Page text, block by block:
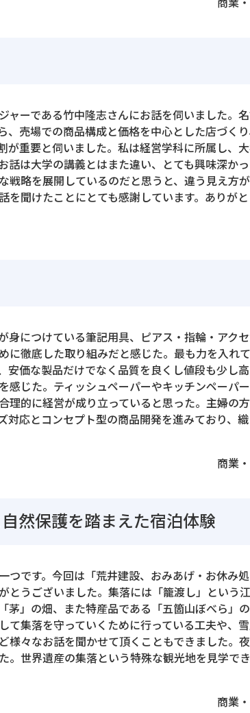
ーである竹中隆志さんにお話を伺いました。
売場での商品構成と価格を中心とした店づく
重要と伺いました。私は経営学科に所属し、
は大学の講義とはまた違い、とても興味深か
略を展開しているのだと思うと、違う見え方が
聞けたことにとても感謝しています。ありがと
につけている筆記用具、ピアス・指輪・アク
徹底した取り組みだと感じた。最も力を入れ
価な製品だけでなく品質を良くし値段も少し
じた。ティッシュペーパーやキッチンペーパ
的に経営が成り立っていると思った。主婦の
応とコンセプト型の商品開発を進みており、
商業
然保護を踏まえた宿泊体験
です。今回は「荒井建設、おみあげ・お休み
うございました。集落には「籠渡し」という
」の畑、また特産品である「五箇山ぼべら」
集落を守っていくために行っている工夫や、
々なお話を聞かせて頂くこともできました。
世界遺産の集落という特殊な観光地を見学で
商業